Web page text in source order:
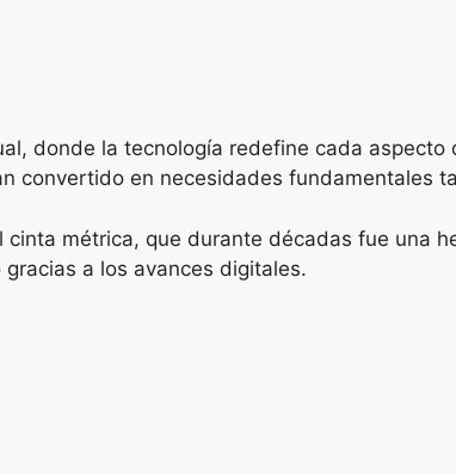
donde la tecnología redefine cada
convertido en necesidades fundamentales
cinta métrica, que durante décadas fue una
gracias a los avances digitales.